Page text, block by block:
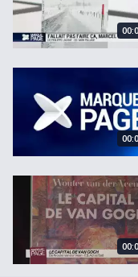
Marque-page -
Le capital de Van